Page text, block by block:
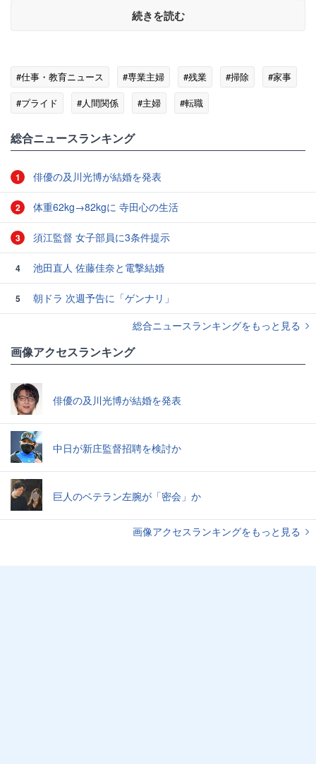
続きを読む
#仕事・教育ニュース #専業主婦 #残業 #掃除
#家事
#プライド
#人間関係 #主婦 #転職
総合ニュースランキング
1 俳優の及川光博が結婚を発表
2 体重62kg→82kgに 寺田心の生活
3 須江監督 女子部員に3条件提示
4 池田直人 佐藤佳奈と電撃結婚
5
朝ドラ 次週予告に「ゲンナリ」
総合ニュースランキングをもっと見る
画像アクセスランキング
俳優の及川光博が結婚を発表
中日が新庄監督招聘を検討か
巨人のベテラン左腕が「密会」か
画像アクセスランキングをもっと見る